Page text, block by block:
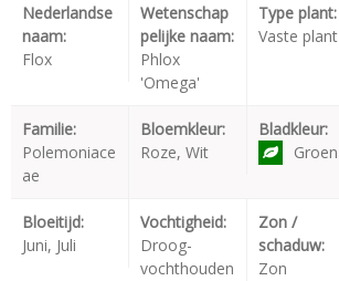
Nederlandse
naam:
Flox
Wetenschap
pelijke naam:
Phlox
'Omega'
Type plant:
Vaste plant
Familie:
Polemoniace
ae
Bloemkleur:
Roze, Wit
Bladkleur:
Groen
Bloeitijd:
Juni, Juli
Vochtigheid:
Droog-
vochthouden
Zon /
schaduw:
Zon